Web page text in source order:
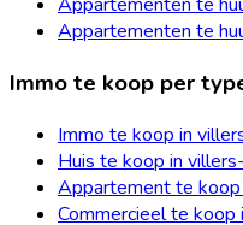
Appartementen te
Immo te koop per
Immo te koop in
Huis te koop in
Appartement te
Commercieel te